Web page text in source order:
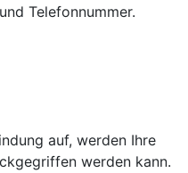
Telefonnummer.
auf, werden Ihre
werden kann.